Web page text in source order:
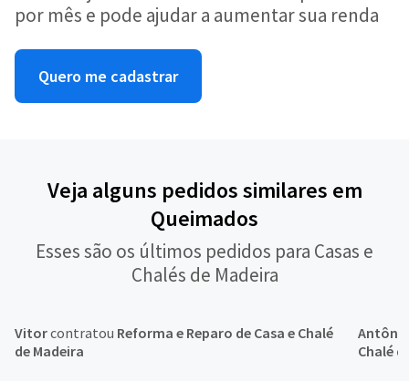
por mês e pode ajudar a aumentar sua renda
Quero me cadastrar
Veja alguns pedidos similares em
Queimados
Esses são os últimos pedidos para Casas e
Chalés de Madeira
Vitorcontratou Reforma e Reparo de Casa e Chalé
de Madeira
Chalé